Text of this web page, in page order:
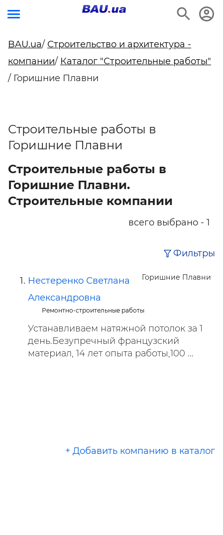
BAU.ua/ Строительство и архитектура -
компании/ Каталог "Строительные работы"
/ Горишние Плавни
Строительные работы в
Горишние Плавни
Строительные работы в
Горишние Плавни.
Строительные компании
всего выбрано - 1
Фильтры
Горишние Плавни
Нестеренко Светлана
Александровна
Ремонтно-строительные работы
Устанавливаем натяжной потолок за 1
день.Безупречный французский
материал, 14 лет опыта работы,100 ...
+ Добавить компанию в каталог